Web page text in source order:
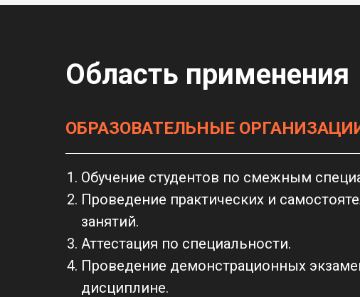
Область применения
ОБРАЗОВАТЕЛЬНЫЕ
Обучение студентов по смежным
Проведение практических и
занятий.
Аттестация по специальности.
Проведение демонстрационных
дисциплине.